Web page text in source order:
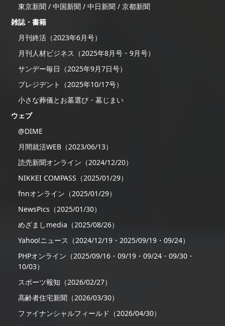
東京新聞 / 中国新聞 / 中日新聞 / 京都新聞
雑誌・書籍
月刊終活（2023年6月号）
月刊人材ビジネス（2025年8月号・9月号）
サンデー毎日（2025年9月7日号）
プレジデント（2025年10/17号）
小さな葬儀とお墓選び・墓じまい
ウェブ
@DIME
月間就活WEB（2023/06/13）
読売新聞オンライン（2024/12/20）
NIKKEI COMPASS（2025/01/29）
fnnオンライン（2025/01/29）
NewsPics（2025/01/30）
めざましmedia（2025/08/26）
Yahoo!ニュース（2024/12/19・2025/09/19・09/24）
PHPオンライン（2025/09/16・09/19・09/24・09/30・
10/03）
スポーツ報知（2026/02/27）
高齢者住宅新聞（2026/03/30）
ファイナンシャルフィールド（2026/04/30）